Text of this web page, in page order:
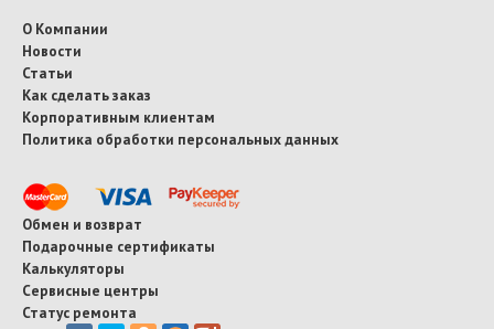
О Компании
Новости
Статьи
Как сделать заказ
Корпоративным клиентам
Политика обработки персональных данных
Обмен и возврат
Подарочные сертификаты
Калькуляторы
Сервисные центры
Статус ремонта